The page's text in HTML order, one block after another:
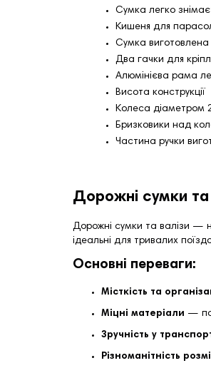
Сумка легко
Кишеня для
Сумка виготовлена
Два гачки для
Алюмінієва рама
Висота
Колеса діаметром
Бризковики над
Частина ручки
Дорожні сумки та
Дорожні сумки та валізи —
ідеальні для тривалих
Основні переваги:
Місткість та
Міцні матеріали —
Зручність у
Різноманітність